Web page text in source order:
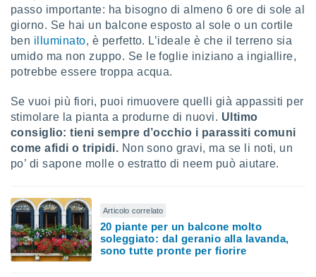
passo importante: ha bisogno di almeno 6 ore di sole al
giorno. Se hai un balcone esposto al sole o un cortile
ben illuminato, è perfetto. L’ideale è che il terreno sia
umido ma non zuppo. Se le foglie iniziano a ingiallire,
potrebbe essere troppa acqua.
Se vuoi più fiori, puoi rimuovere quelli già appassiti per
stimolare la pianta a produrne di nuovi. Ultimo
consiglio: tieni sempre d’occhio i parassiti comuni
come afidi o tripidi. Non sono gravi, ma se li noti, un
po’ di sapone molle o estratto di neem può aiutare.
Articolo correlato
20 piante per un balcone molto
soleggiato: dal geranio alla lavanda,
sono tutte pronte per fiorire